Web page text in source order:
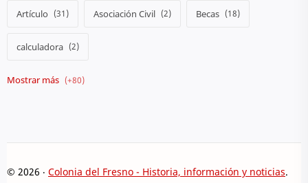
Artículo Asociación Civil Becas
calculadora
Camión
Crónicas Cultura Curiosidades
Denuncia Destacados DIF
© 2026 ‧ Colonia del Fresno - Historia, información y noticias. All